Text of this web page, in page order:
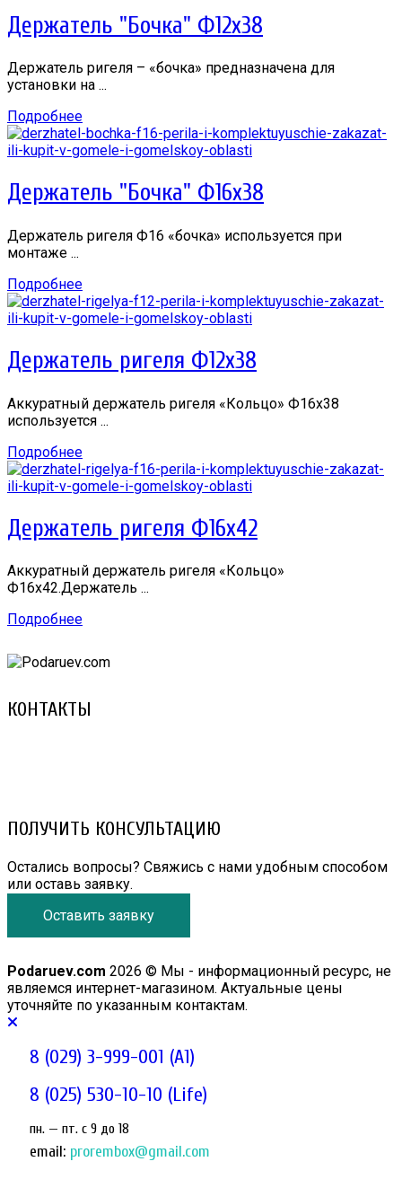
Держатель "Бочка" Ф12х38
Держатель ригеля – «бочка» предназначена для
установки на ...
Подробнее
Держатель "Бочка" Ф16х38
Держатель ригеля Ф16 «бочка» используется при
монтаже ...
Подробнее
Держатель ригеля Ф12х38
Аккуратный держатель ригеля «Кольцо» Ф16х38
используется ...
Подробнее
Держатель ригеля Ф16х42
Аккуратный держатель ригеля «Кольцо»
Ф16х42.Держатель ...
Подробнее
КОНТАКТЫ
ПОЛУЧИТЬ КОНСУЛЬТАЦИЮ
Остались вопросы? Свяжись с нами удобным способом
или оставь заявку.
Оставить заявку
Podaruev.com 2026 © Мы - информационный ресурс, не
являемся интернет-магазином. Актуальные цены
уточняйте по указанным контактам.
8 (029) 3-999-001 (A1)
8 (025) 530-10-10 (Life)
пн. — пт. c 9 до 18
email: prorembox@gmail.com